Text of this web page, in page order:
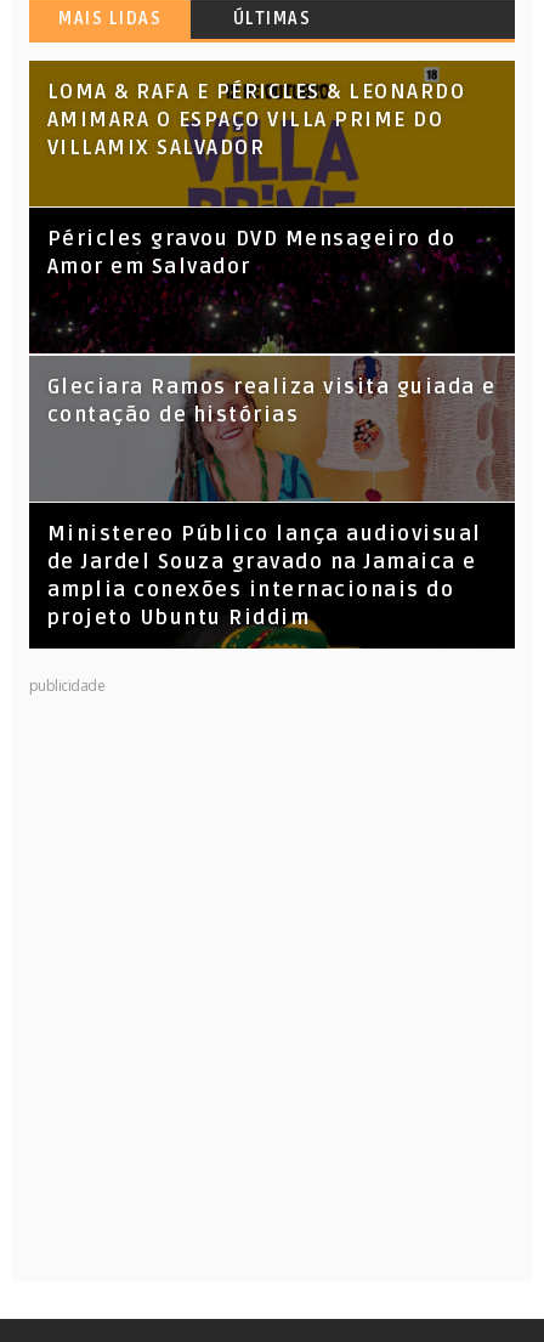
MAIS LIDAS ÚLTIMAS
LOMA & RAFA E PÉRICLES & LEONARDO
AMIMARA O ESPAÇO VILLA PRIME DO
VILLAMIX SALVADOR
Péricles gravou DVD Mensageiro do
Amor em Salvador
KL Jay (Racionais MC’s), DJ Raíz e DJ
Leandro Vitrola na BIGSHAKE 14
Gleciara Ramos realiza visita guiada e
contação de histórias
​Ministereo Público lança audiovisual
de Jardel Souza gravado na Jamaica e
amplia conexões internacionais do
projeto Ubuntu Riddim
publicidade